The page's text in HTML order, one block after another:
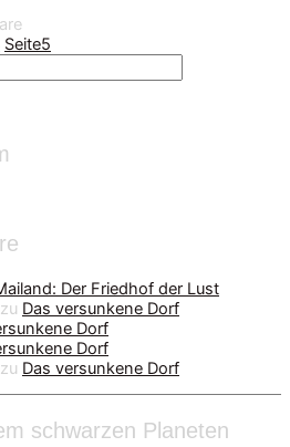
Seite5
Der Friedhof der Lust
zu Das versunkene Dorf
Dorf
Dorf
zu Das versunkene Dorf
schwarzen Planeten